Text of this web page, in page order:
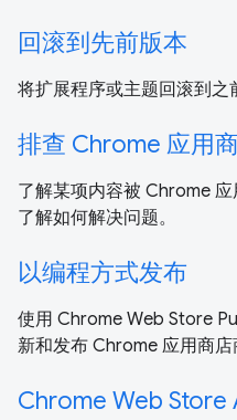
回滚到先前版本
将扩展程序或主题回滚到之
排查 Chrome 应用
了解某项内容被 Chrome
了解如何解决问题。
以编程方式发布
使用 Chrome Web Store
新和发布 Chrome 应用商店
Chrome Web Store